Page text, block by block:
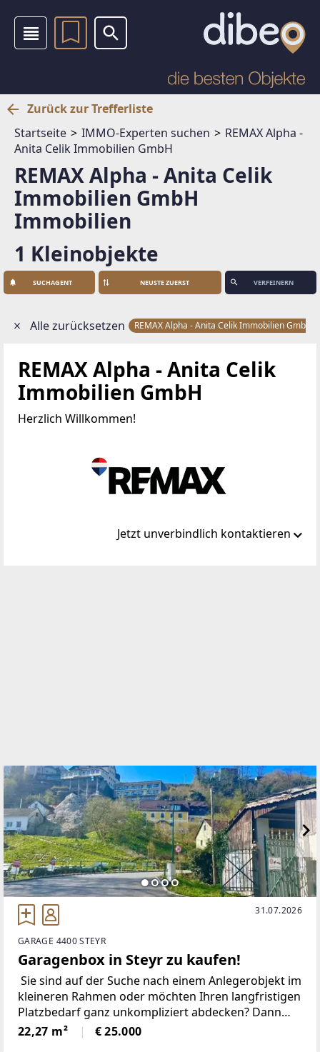
Zurück zur Trefferliste
Startseite
IMMO-Experten suchen
REMAX Alpha -
Anita Celik Immobilien GmbH
REMAX Alpha - Anita Celik
Immobilien GmbH
Immobilien
1 Kleinobjekte
SUCHAGENT VERFEINERN
Alle zurücksetzen REMAX Alpha - Anita Celik Immobilien GmbH
REMAX Alpha - Anita Celik
Immobilien GmbH
Herzlich Willkommen!
Jetzt unverbindlich kontaktieren
31.07.2026
GARAGE 4400 STEYR
Garagenbox in Steyr zu kaufen!
Sie sind auf der Suche nach einem Anlegerobjekt im
kleineren Rahmen oder möchten Ihren langfristigen
Platzbedarf ganz unkompliziert abdecken? Dann
lassen Sie sich diese Chance nicht entgehen!Diese
Garagenbox befindet sich in einem
22,27 m² € 25.000